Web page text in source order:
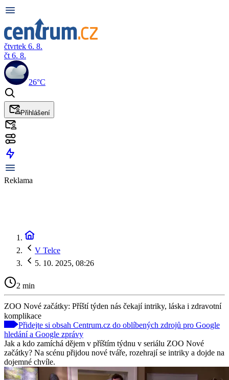
čtvrtek 6. 8.
čt 6. 8.
26°C
Přihlášení
Reklama
V Telce
5. 10. 2025, 08:26
2 min
ZOO Nové začátky: Příští týden nás čekají intriky, láska i zdravotní
komplikace
Přidejte si obsah Centrum.cz do oblíbených zdrojů pro Google
hledání a Google zprávy
Jak a kdo zamíchá dějem v příštím týdnu v seriálu ZOO Nové
začátky? Na scénu přijdou nové tváře, rozehrají se intriky a dojde na
dojemné chvíle.